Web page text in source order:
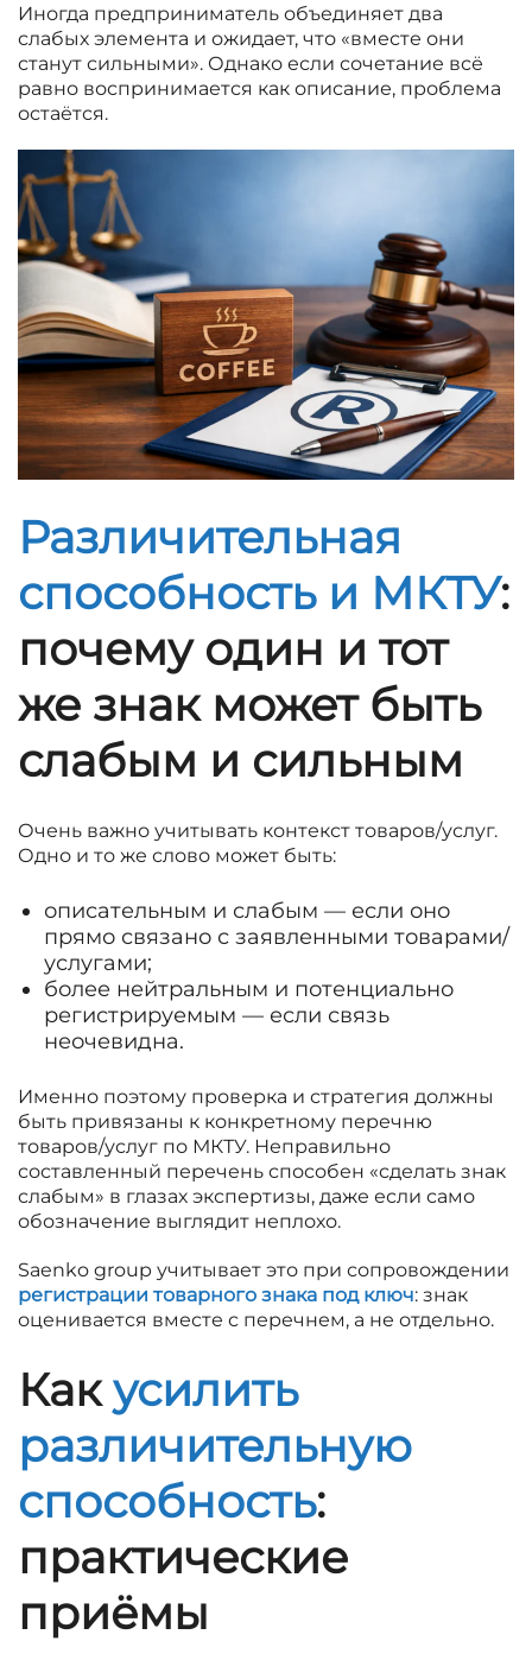
Иногда предприниматель объединяет два
слабых элемента и ожидает, что «вместе они
станут сильными». Однако если сочетание всё
равно воспринимается как описание, проблема
остаётся.
Различительная
способность и МКТУ:
почему один и тот
же знак может быть
слабым и сильным
Очень важно учитывать контекст товаров/услуг.
Одно и то же слово может быть:
описательным и слабым — если оно
прямо связано с заявленными товарами/
услугами;
более нейтральным и потенциально
регистрируемым — если связь
неочевидна.
Именно поэтому проверка и стратегия должны
быть привязаны к конкретному перечню
товаров/услуг по МКТУ. Неправильно
составленный перечень способен «сделать знак
слабым» в глазах экспертизы, даже если само
обозначение выглядит неплохо.
Saenko group учитывает это при сопровождении
регистрации товарного знака под ключ: знак
оценивается вместе с перечнем, а не отдельно.
Какусилить
различительную
способность:
практические
приёмы